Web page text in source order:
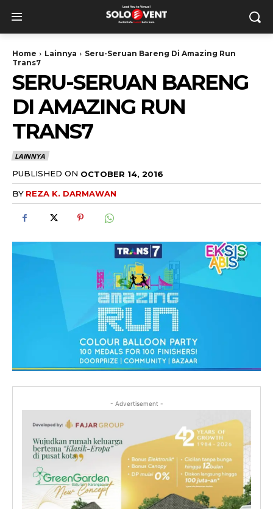
Home Lainnya
Seru-Seruan Bareng Di Amazing Run
Trans7
SERU-SERUAN BARENG
DI AMAZING RUN
TRANS7
LAINNYA
PUBLISHED ON OCTOBER 14, 2016
BY REZA K. DARMAWAN
- Advertisement -